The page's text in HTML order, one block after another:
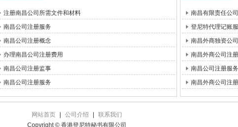
注册南昌公司所需文件和材料
南昌公司注册服务
南昌公司注册概念
办理南昌公司注册费用
南昌公司注册监事
南昌公司注册服务
南昌有限责任公
登尼特代理记账
南昌外商独资公
南昌外商公司注
南昌公司注册服务
南昌外商公司注
网站首页 公司介绍
联系我们
Copyright © 香港登尼特秘书有限公司